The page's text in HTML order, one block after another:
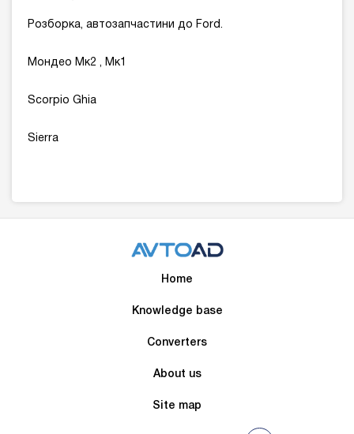
Розборка, автозапчастини до Ford.
Мондео Мк2 , Мк1
Scorpio Ghia
Sierra
Home
Knowledge base
Converters
About us
Site map